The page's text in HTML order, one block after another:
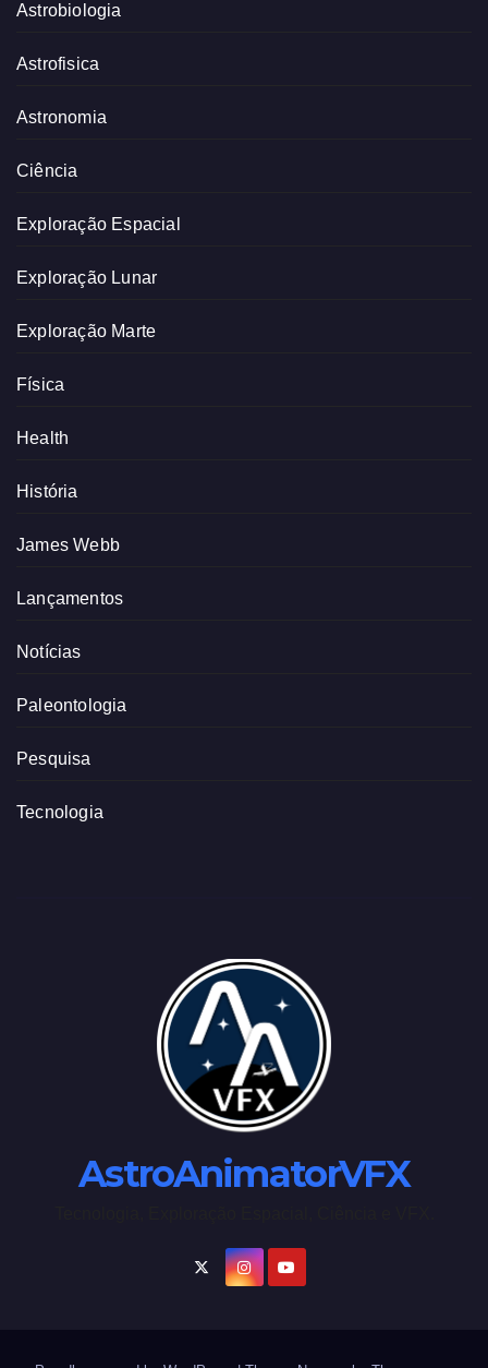
Astrobiologia
Astrofisica
Astronomia
Ciência
Exploração Espacial
Exploração Lunar
Exploração Marte
Física
Health
História
James Webb
Lançamentos
Notícias
Paleontologia
Pesquisa
Tecnologia
AstroAnimatorVFX